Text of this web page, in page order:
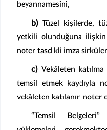
beyannamesini,
b)Tüzel kişilerde,
yetkili olunduğuna ilişkin
noter tasdikli imza
c) Vekâleten
temsil etmek kaydıyla
vekâleten katılanın noter
“Temsil